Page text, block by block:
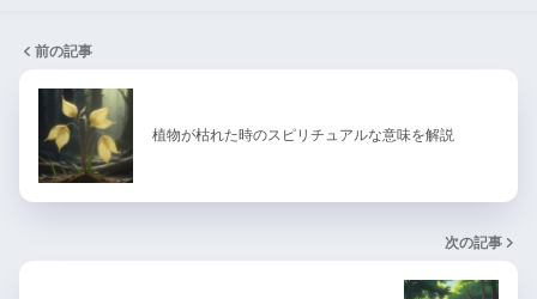
前の記事
植物が枯れた時のスピリチュアルな意味を解説
次の記事